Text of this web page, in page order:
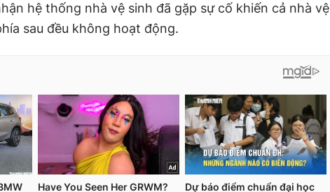
hệ thống nhà vệ sinh đã gặp sự cố khiến cả nhà vệ
sau đều không hoạt động.